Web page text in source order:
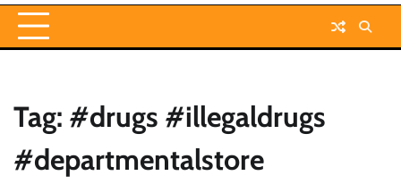
Tag: #drugs #illegaldrugs
#departmentalstore